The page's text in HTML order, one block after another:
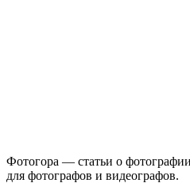
Фотогора — статьи о
для фотографов и видеографов.